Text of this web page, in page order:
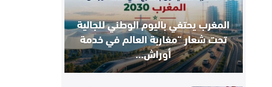
المغرب يحتفي باليوم الوطني للجالية
تحت شعار “مغاربة العالم في خدمة
أوراش…